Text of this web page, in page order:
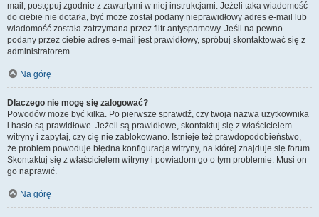
mail, postępuj zgodnie z zawartymi w niej instrukcjami. Jeżeli taka wiadomość
do ciebie nie dotarła, być może został podany nieprawidłowy adres e-mail lub
wiadomość została zatrzymana przez filtr antyspamowy. Jeśli na pewno
podany przez ciebie adres e-mail jest prawidłowy, spróbuj skontaktować się z
administratorem.
Na górę
Dlaczego nie mogę się zalogować?
Powodów może być kilka. Po pierwsze sprawdź, czy twoja nazwa użytkownika
i hasło są prawidłowe. Jeżeli są prawidłowe, skontaktuj się z właścicielem
witryny i zapytaj, czy cię nie zablokowano. Istnieje też prawdopodobieństwo,
że problem powoduje błędna konfiguracja witryny, na której znajduje się forum.
Skontaktuj się z właścicielem witryny i powiadom go o tym problemie. Musi on
go naprawić.
Na górę